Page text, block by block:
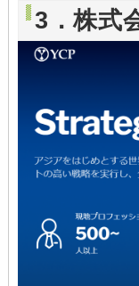
3．株式